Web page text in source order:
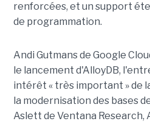
renforcées, et un support
de programmation.
Andi Gutmans de Google
le lancement d'AlloyDB,
intérêt « très important » de
la modernisation des bases
Aslett de Ventana Research,